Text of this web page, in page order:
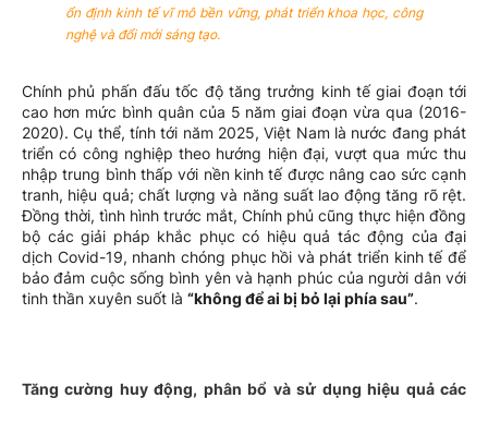
ổn định kinh tế vĩ mô bền vững, phát triển khoa học, công
nghệ và đổi mới sáng tạo.
Chính phủ phấn đấu tốc độ tăng trưởng kinh tế giai đoạn tới
cao hơn mức bình quân của 5 năm giai đoạn vừa qua (2016-
2020). Cụ thể, tính tới năm 2025, Việt Nam là nước đang phát
triển có công nghiệp theo hướng hiện đại, vượt qua mức thu
nhập trung bình thấp với nền kinh tế được nâng cao sức cạnh
tranh, hiệu quả; chất lượng và năng suất lao động tăng rõ rệt.
Đồng thời, tình hình trước mắt, Chính phủ cũng thực hiện đồng
bộ các giải pháp khắc phục có hiệu quả tác động của đại
dịch Covid-19, nhanh chóng phục hồi và phát triển kinh tế để
bảo đảm cuộc sống bình yên và hạnh phúc của người dân với
tinh thần xuyên suốt là “không để ai bị bỏ lại phía sau”.
Tăng cường huy động, phân bổ và sử dụng hiệu quả các